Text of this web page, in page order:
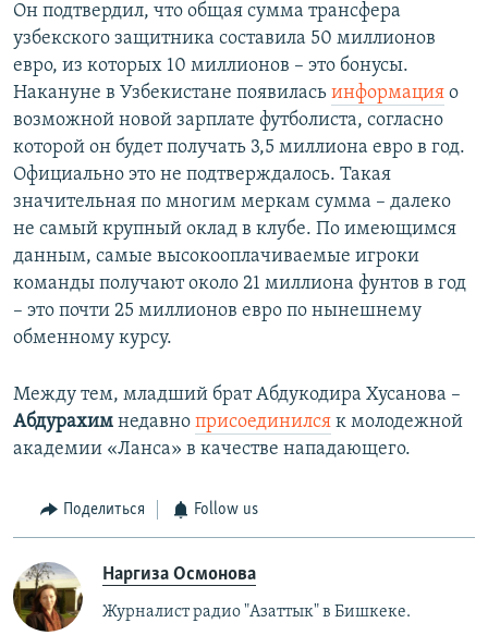
Он подтвердил, что общая сумма трансфера
узбекского защитника составила 50 миллионов
евро, из которых 10 миллионов – это бонусы.
Накануне в Узбекистане появилась информация о
возможной новой зарплате футболиста, согласно
которой он будет получать 3,5 миллиона евро в год.
Официально это не подтверждалось. Такая
значительная по многим меркам сумма – далеко
не самый крупный оклад в клубе. По имеющимся
данным, самые высокооплачиваемые игроки
команды получают около 21 миллиона фунтов в год
– это почти 25 миллионов евро по нынешнему
обменному курсу.
Между тем, младший брат Абдукодира Хусанова –
Абдурахим недавно присоединился к молодежной
академии «Ланса» в качестве нападающего.
Поделиться Follow us
Наргиза Осмонова
Журналист радио "Азаттык" в Бишкеке.